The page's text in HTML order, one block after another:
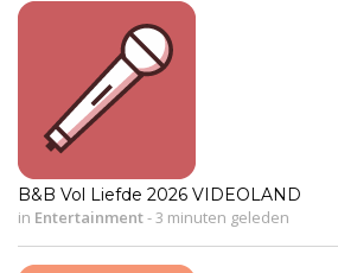
B&B Vol Liefde 2026 VIDEOLAND
in Entertainment-3 minuten geleden